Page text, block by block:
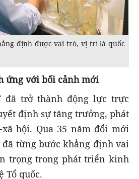
định được vai trò, vị trí là quốc
ứng với bối cảnh mới
đã trở thành động lực trực
định sự tăng trưởng, phát
hội. Qua 35 năm đổi mới
đã từng bước khẳng định vai
trọng trong phát triển kinh
Tổ quốc.